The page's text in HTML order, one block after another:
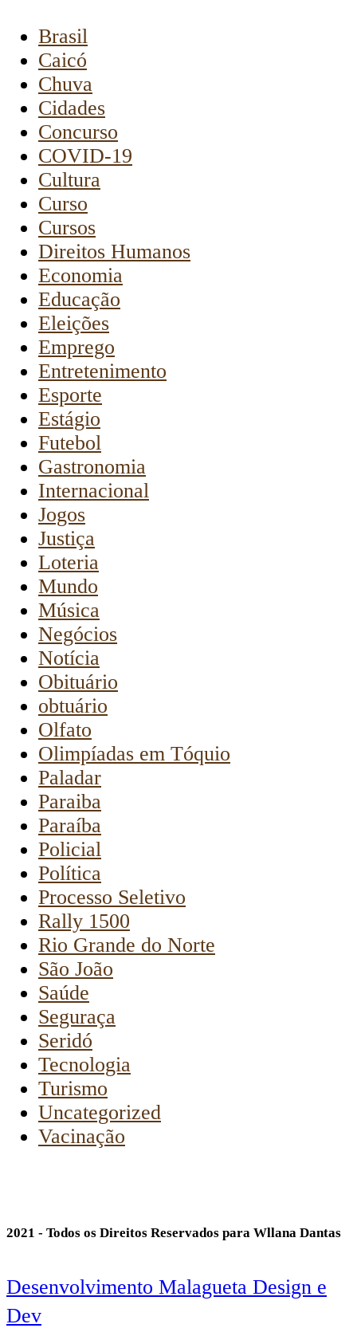
Brasil
Caicó
Chuva
Cidades
Concurso
COVID-19
Cultura
Curso
Cursos
Direitos Humanos
Economia
Educação
Eleições
Emprego
Entretenimento
Esporte
Estágio
Futebol
Gastronomia
Internacional
Jogos
Justiça
Loteria
Mundo
Música
Negócios
Notícia
Obituário
obtuário
Olfato
Olimpíadas em Tóquio
Paladar
Paraiba
Paraíba
Policial
Política
Processo Seletivo
Rally 1500
Rio Grande do Norte
São João
Saúde
Seguraça
Seridó
Tecnologia
Turismo
Uncategorized
Vacinação
2021 - Todos os Direitos Reservados para Wllana Dantas
Desenvolvimento Malagueta Design e
Dev